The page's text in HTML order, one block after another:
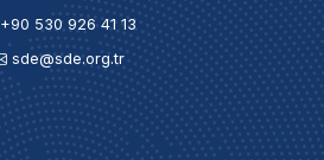
+90 530 926 41 13
sde@sde.org.tr